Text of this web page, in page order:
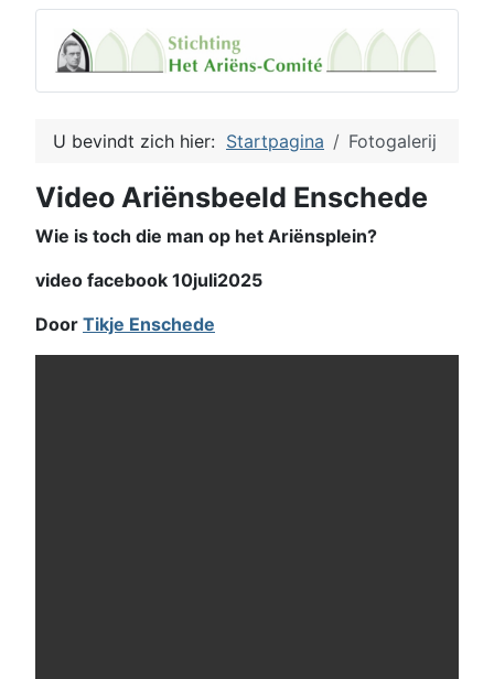
U bevindt zich hier: Startpagina Fotogalerij
Video Ariënsbeeld Enschede
Wie is toch die man op het Ariënsplein?
video facebook 10juli2025
Door Tikje Enschede